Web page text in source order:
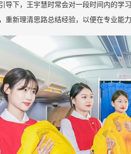
导下，王宇慧时常会对一段时间内的学
重新理清思路总结经验，以便在专业能